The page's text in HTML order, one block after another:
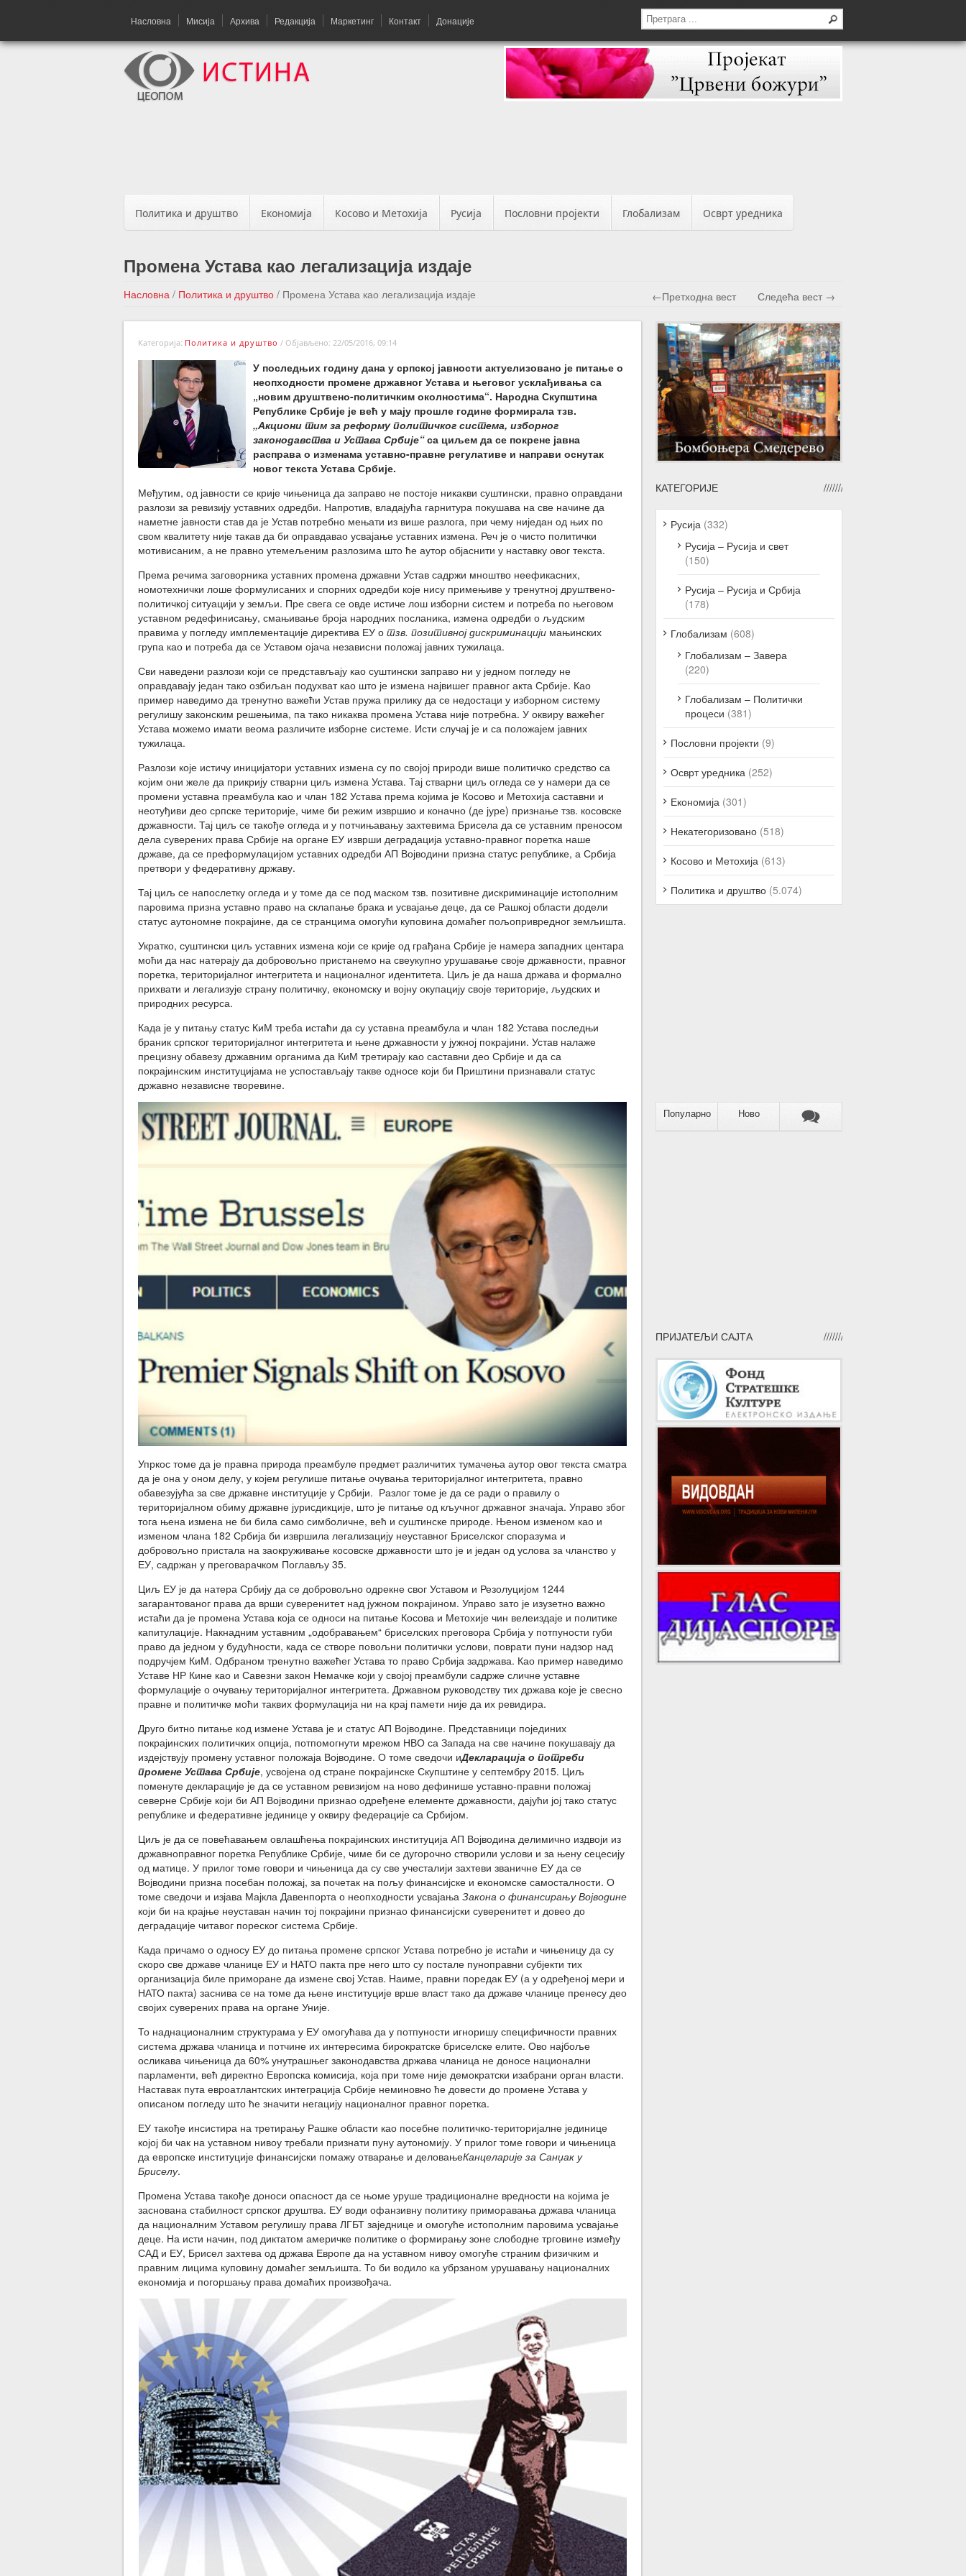
Насловна Мисија Архива Редакција Маркетинг Контакт Донације
Политика и друштво Економија Косово и Метохија Русија Пословни пројекти Глобализам Осврт уредника
Промена Устава као легализација издаје
Насловна / Политика и друштво / Промена Устава као легализација издаје ←Претходна вест Следећа вест →
Категорија: Политика и друштво / Објављено: 22/05/2016, 09:14
У последњих годину дана у српској јавности актуелизовано је питање о
неопходности промене државног Устава и његовог усклађивања са
„новим друштвено-политичким околностима“. Народна Скупштина
Републике Србије је већ у мају прошле године формирала тзв.
„Акциони тим за реформу политичког система, изборног
законодавства и Устава Србије“са циљем да се покрене јавна
расправа о изменама уставно-правне регулативе и направи оснутак
новог текста Устава Србије.
Међутим, од јавности се крије чињеница да заправо не постоје никакви суштински, правно оправдани
разлози за ревизију уставних одредби. Напротив, владајућа гарнитура покушава на све начине да
наметне јавности став да је Устав потребно мењати из више разлога, при чему ниједан од њих по
свом квалитету није такав да би оправдавао усвајање уставних измена. Реч је о чисто политички
мотивисаним, а не правно утемељеним разлозима што ће аутор објаснити у наставку овог текста.
Према речима заговорника уставних промена државни Устав садржи мноштво неефикасних,
номотехнички лоше формулисаних и спорних одредби које нису примењиве у тренутној друштвено-
политичкој ситуацији у земљи. Пре свега се овде истиче лош изборни систем и потреба по његовом
уставном редефинисању, смањивање броја народних посланика, измена одредби о људским
правима у погледу имплементације директива ЕУ о тзв. позитивној дискриминацији мањинских
група као и потреба да се Уставом ојача независни положај јавних тужилаца.
Сви наведени разлози који се представљају као суштински заправо ни у једном погледу не
оправдавају један тако озбиљан подухват као што је измена највишег правног акта Србије. Као
пример наведимо да тренутно важећи Устав пружа прилику да се недостаци у изборном систему
регулишу законским решењима, па тако никаква промена Устава није потребна. У оквиру важећег
Устава можемо имати веома различите изборне системе. Исти случај је и са положајем јавних
тужилаца.
Разлози које истичу иницијатори уставних измена су по својој природи више политичко средство са
којим они желе да прикрију стварни циљ измена Устава. Тај стварни циљ огледа се у намери да се
промени уставна преамбула као и члан 182 Устава према којима је Косово и Метохија саставни и
неотуђиви део српске територије, чиме би режим извршио и коначно (де јуре) признање тзв. косовске
државности. Тај циљ се такође огледа и у потчињавању захтевима Брисела да се уставним преносом
дела суверених права Србије на органе ЕУ изврши деградација уставно-правног поретка наше
државе, да се преформулацијом уставних одредби АП Војводини призна статус републике, а Србија
претвори у федеративну државу.
Тај циљ се напослетку огледа и у томе да се под маском тзв. позитивне дискриминације истополним
паровима призна уставно право на склапање брака и усвајање деце, да се Рашкој области додели
статус аутономне покрајине, да се странцима омогући куповина домаћег пољопривредног земљишта.
Укратко, суштински циљ уставних измена који се крије од грађана Србије је намера западних центара
моћи да нас натерају да добровољно пристанемо на свеукупно урушавање своје државности, правног
поретка, територијалног интегритета и националног идентитета. Циљ је да наша држава и формално
прихвати и легализује страну политичку, економску и војну окупацију своје територије, људских и
природних ресурса.
Када је у питању статус КиМ треба истаћи да су уставна преамбула и члан 182 Устава последњи
браник српског територијалног интегритета и њене државности у јужној покрајини. Устав налаже
прецизну обавезу државним органима да КиМ третирају као саставни део Србије и да са
покрајинским институцијама не успостављају такве односе који би Приштини признавали статус
државно независне творевине.
Упркос томе да је правна природа преамбуле предмет различитих тумачења аутор овог текста сматра
да је она у оном делу, у којем регулише питање очувања територијалног интегритета, правно
обавезујућа за све државне институције у Србији. Разлог томе је да се ради о правилу о
територијалном обиму државне јурисдикције, што је питање од кључног државног значаја. Управо због
тога њена измена не би била само симболичне, већ и суштинске природе. Њеном изменом као и
изменом члана 182 Србија би извршила легализацију неуставног Бриселског споразума и
добровољно пристала на заокруживање косовске државности што је и један од услова за чланство у
ЕУ, садржан у преговарачком Поглављу 35.
Циљ ЕУ је да натера Србију да се добровољно одрекне свог Уставом и Резолуцијом 1244
загарантованог права да врши суверенитет над јужном покрајином. Управо зато је изузетно важно
истаћи да је промена Устава која се односи на питање Косова и Метохије чин велеиздаје и политике
капитулације. Накнадним уставним „одобравањем“ бриселских преговора Србија у потпуности губи
право да једном у будућности, када се створе повољни политички услови, поврати пуни надзор над
подручјем КиМ. Одбраном тренутно важећег Устава то право Србија задржава. Као пример наведимо
Уставе НР Кине као и Савезни закон Немачке који у својој преамбули садрже сличне уставне
формулације о очувању територијалног интегритета. Државном руководству тих држава које је свесно
правне и политичке моћи таквих формулација ни на крај памети није да их ревидира.
Друго битно питање код измене Устава је и статус АП Војводине. Представници појединих
покрајинских политичких опција, потпомогнути мрежом НВО са Запада на све начине покушавају да
издејствују промену уставног положаја Војводине. О томе сведочи иДекларација о потреби
промене Устава Србије, усвојена од стране покрајинске Скупштине у септембру 2015. Циљ
поменуте декларације је да се уставном ревизијом на ново дефинише уставно-правни положај
северне Србије који би АП Војводини признао одређене елементе државности, дајући јој тако статус
републике и федеративне јединице у оквиру федерације са Србијом.
Циљ је да се повећавањем овлашћења покрајинских институција АП Војводина делимично издвоји из
државноправног поретка Републике Србије, чиме би се дугорочно створили услови и за њену сецесију
од матице. У прилог томе говори и чињеница да су све учесталији захтеви званичне ЕУ да се
Војводини призна посебан положај, за почетак на пољу финансијске и економске самосталности. О
томе сведочи и изјава Мајкла Давенпорта о неопходности усвајања Закона о финансирању Војводине
који би на крајње неуставан начин тој покрајини признао финансијски суверенитет и довео до
деградације читавог пореског система Србије.
Када причамо о односу ЕУ до питања промене српског Устава потребно је истаћи и чињеницу да су
скоро све државе чланице ЕУ и НАТО пакта пре него што су постале пуноправни субјекти тих
организација биле приморане да измене свој Устав. Наиме, правни поредак ЕУ (а у одређеној мери и
НАТО пакта) заснива се на томе да њене институције врше власт тако да државе чланице пренесу део
својих суверених права на органе Уније.
То наднационалним структурама у ЕУ омогућава да у потпуности игноришу специфичности правних
система држава чланица и потчине их интересима бирократске бриселске елите. Ово најбоље
осликава чињеница да 60% унутрашњег законодавства држава чланица не доносе национални
парламенти, већ директно Европска комисија, која при томе није демократски изабрани орган власти.
Наставак пута евроатлантских интеграција Србије неминовно ће довести до промене Устава у
описаном погледу што ће значити негацију националног правног поретка.
ЕУ такође инсистира на третирању Рашке области као посебне политичко-територијалне јединице
којој би чак на уставном нивоу требали признати пуну аутономију. У прилог томе говори и чињеница
да европске институције финансијски помажу отварање и деловањеКанцеларије за Санџак у
Бриселу.
Промена Устава такође доноси опасност да се њоме уруше традиционалне вредности на којима је
заснована стабилност српског друштва. ЕУ води офанзивну политику приморавања држава чланица
да националним Уставом регулишу права ЛГБТ заједнице и омогуће истополним паровима усвајање
деце. На исти начин, под диктатом америчке политике о формирању зоне слободне трговине између
САД и ЕУ, Брисел захтева од држава Европе да на уставном нивоу омогуће страним физичким и
правним лицима куповину домаћег земљишта. То би водило ка убрзаном урушавању националних
економија и погоршању права домаћих произвођача.
КАТЕГОРИЈЕ
Русија (332)
Русија – Русија и свет
(150)
Русија – Русија и Србија
(178)
Глобализам (608)
Глобализам – Завера
(220)
Глобализам – Политички
процеси (381)
Пословни пројекти (9)
Осврт уредника (252)
Економија (301)
Некатегоризовано (518)
Косово и Метохија (613)
Политика и друштво (5.074)
Популарно Ново
ПРИЈАТЕЉИ САЈТА